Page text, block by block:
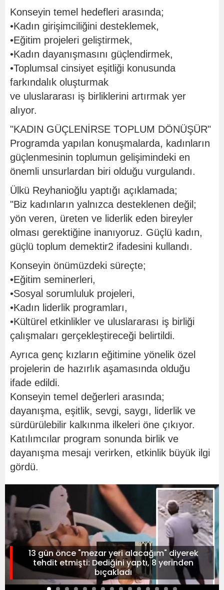
Konseyin temel hedefleri arasında;
•Kadın girişimciliğini desteklemek,
•Eğitim projeleri geliştirmek,
•Kadın dayanışmasını güçlendirmek,
•Toplumsal cinsiyet eşitliği konusunda
farkındalık oluşturmak
ve uluslararası iş birliklerini artırmak yer
alıyor.
"KADIN GÜÇLENİRSE TOPLUM DÖNÜŞÜR"
Programda yapılan konuşmalarda, kadınların
güçlenmesinin toplumun gelişimindeki en
önemli unsurlardan biri olduğu vurgulandı.
Ülkü Reyhanioğlu yaptığı açıklamada;
"Biz kadınların yalnızca desteklenen değil;
yön veren, üreten ve liderlik eden bireyler
olması gerektiğine inanıyoruz. Güçlü kadın,
güçlü toplum demektir2 ifadesini kullandı.
Konseyin önümüzdeki süreçte;
•Eğitim seminerleri,
•Sosyal sorumluluk projeleri,
•Kadın liderlik programları,
•Kültürel etkinlikler ve uluslararası iş birliği
çalışmaları gerçekleştireceği belirtildi.
Ayrıca genç kızların eğitimine yönelik özel
projelerin de hazırlık aşamasında olduğu
ifade edildi.
Konseyin temel değerleri arasında;
dayanışma, eşitlik, sevgi, saygı, liderlik ve
sürdürülebilir kalkınma ilkeleri öne çıkıyor.
Katılımcılar program sonunda birlik ve
dayanışma mesajı verirken, etkinlik büyük ilgi
gördü.
13 gün önce "mezar yeri alacağım" diyerek
tehdit etmişti: Dediğini yaptı, 8 yerinden
bıçakladı